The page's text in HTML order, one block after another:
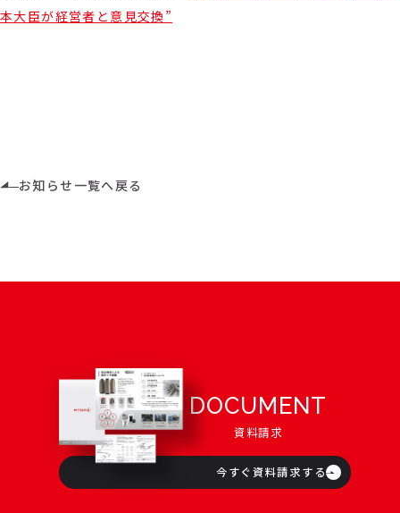
本大臣が経営者と意見交換”
お知らせ一覧へ戻る
DOCUMENT
資料請求
今すぐ資料請求する